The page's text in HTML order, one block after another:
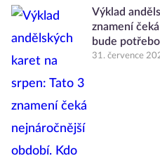
Výklad
znamení
bude
31. července